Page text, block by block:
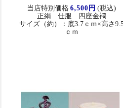
当店特別価格 6,500円 (税込)
正絹 仕服 四座金襴
サイズ（約）：底3.7ｃｍ×高さ
ｃｍ